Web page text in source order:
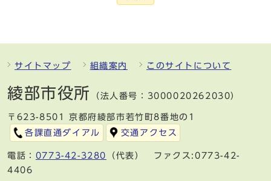
サイトマップ 組織案内 このサイトについて
綾部市役所 （法人番号：3000020262030）
〒623-8501 京都府綾部市若竹町8番地の1
各課直通ダイアル
交通アクセス
電話： 0773-42-3280
（代表） ファクス:0773-42-
4406